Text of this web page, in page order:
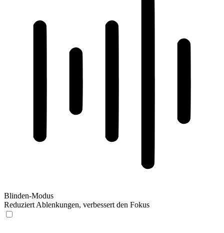
Blinden-Modus
Reduziert Ablenkungen, verbessert den Fokus